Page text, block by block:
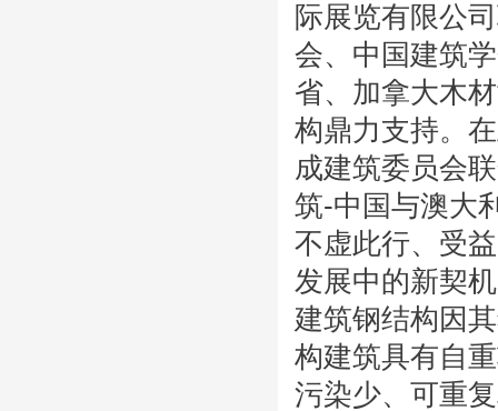
际展览有限公
会、中国建筑
省、加拿大木
构鼎力支持。
成建筑委员会
筑-中国与澳大
不虚此行、受
发展中的新契
建筑钢结构因
构建筑具有自
污染少、可重